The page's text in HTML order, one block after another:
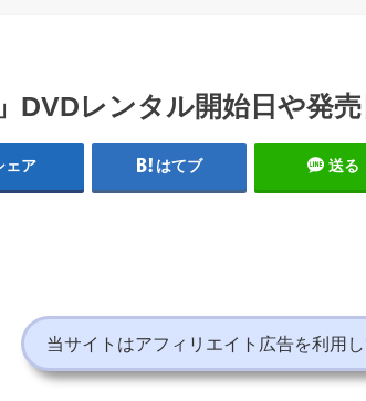
DVDレンタル開始日や発
ェア はてブ 送る
当サイトはアフィリエイト広告を利用